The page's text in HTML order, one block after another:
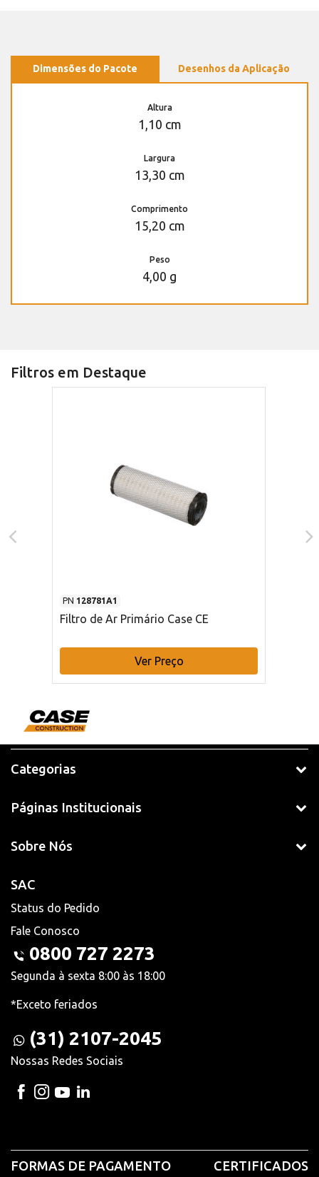
Dimensões do Pacote Desenhos da Aplicação
Altura
1,10 cm
Largura
13,30 cm
Comprimento
15,20 cm
Peso
4,00 g
Filtros em Destaque
PN 128781A1
Filtro de Ar Primário Case CE
Ver Preço
Categorias
Páginas Institucionais
Sobre Nós
SAC
Status do Pedido
Fale Conosco
0800 727 2273
Segunda à sexta 8:00 às 18:00
*Exceto feriados
(31) 2107-2045
Nossas Redes Sociais
FORMAS DE PAGAMENTO CERTIFICADOS